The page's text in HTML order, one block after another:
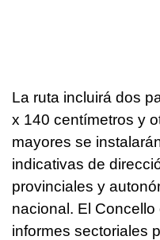
La ruta incluirá dos
x 140 centímetros y
mayores se
indicativas de
provinciales y
nacional. El
informes sectoriales